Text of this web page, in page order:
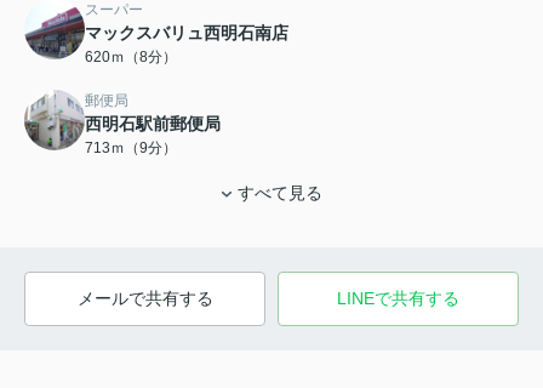
スーパー
マックスバリュ西明石南店
620ｍ（8分）
郵便局
西明石駅前郵便局
713ｍ（9分）
すべて見る
メールで共有する LINEで共有する